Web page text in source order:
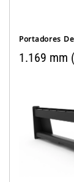
Portadores
1.169 mm